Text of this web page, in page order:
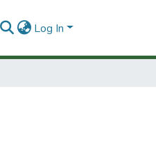
Log In